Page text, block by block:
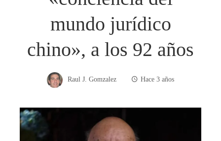
mundo jurídico
chino», a los 92 años
Raul J. Gomzalez Hace 3 años